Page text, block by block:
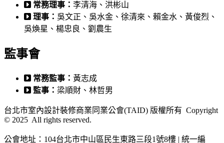
常務理事： 李清海、洪彬山
理事： 吳文正、吳水金、徐清來、賴金水、黃俊烈、
吳煥星、楊忠良、劉農生
監事會
常務監事： 黃志成
監事： 梁順財、林哲男
台北市室內設計裝修商業同業公會(TAID) 版權所有 Copyright
© 2025 All rights reserved.
公會地址：104台北市中山區民生東路三段1號8樓 | 統一編